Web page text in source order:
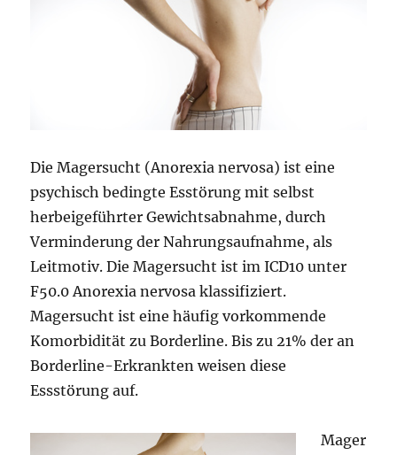
Die Magersucht (Anorexia nervosa) ist eine
psychisch bedingte Esstörung mit selbst
herbeigeführter Gewichtsabnahme, durch
Verminderung der Nahrungsaufnahme, als
Leitmotiv. Die Magersucht ist im ICD10 unter
F50.0 Anorexia nervosa klassifiziert.
Magersucht ist eine häufig vorkommende
Komorbidität zu Borderline. Bis zu 21% der an
Borderline-Erkrankten weisen diese
Essstörung auf.
Mager